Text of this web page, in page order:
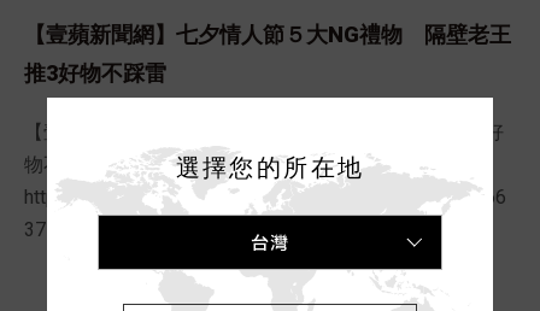
【壹蘋新聞網】七夕情人節５大NG禮物 隔壁老王
推3好物不踩雷
【壹蘋新聞網】七夕情人節５大NG禮物 隔壁老王推3好
物不踩雷
https://tw.nextapple.com/life/20230825/B9806AECB366
37DC4D25160C211DE717
選擇您的所在地
台灣